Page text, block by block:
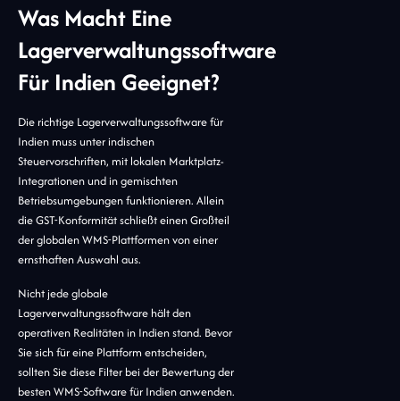
Was Macht Eine
Lagerverwaltungssoftware
Für Indien Geeignet?
Die richtige Lagerverwaltungssoftware für
Indien muss unter indischen
Steuervorschriften, mit lokalen Marktplatz-
Integrationen und in gemischten
Betriebsumgebungen funktionieren. Allein
die GST-Konformität schließt einen Großteil
der globalen WMS-Plattformen von einer
ernsthaften Auswahl aus.
Nicht jede globale
Lagerverwaltungssoftware hält den
operativen Realitäten in Indien stand. Bevor
Sie sich für eine Plattform entscheiden,
sollten Sie diese Filter bei der Bewertung der
besten WMS-Software für Indien anwenden.